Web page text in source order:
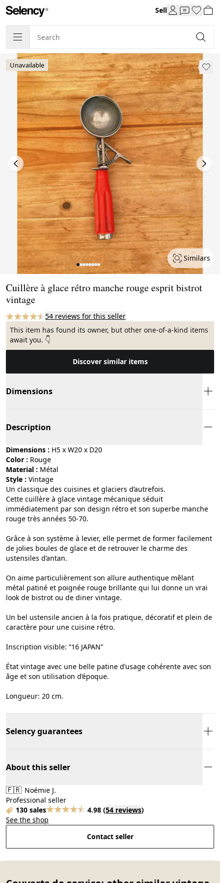
Sell
Unavailable
Similars
Cuillère à glace rétro manche rouge esprit bistrot
vintage
54 reviews for this seller
This item has found its owner, but other one-of-a-kind items
await you. 👇
Discover similar items
Dimensions
Description
Dimensions : H5 x W20 x D20
Color :
rouge
Material :
métal
Style :
vintage
Un classique des cuisines et glaciers d’autrefois.
Cette cuillère à glace vintage mécanique séduit
immédiatement par son design rétro et son superbe manche
rouge très années 50-70.
Grâce à son système à levier, elle permet de former facilement
de jolies boules de glace et de retrouver le charme des
ustensiles d’antan.
On aime particulièrement son allure authentique mêlant
métal patiné et poignée rouge brillante qui lui donne un vrai
look de bistrot ou de diner vintage.
Un bel ustensile ancien à la fois pratique, décoratif et plein de
caractère pour une cuisine rétro.
Inscription visible: “16 JAPAN”
État vintage avec une belle patine d’usage cohérente avec son
âge et son utilisation d’époque.
Longueur: 20 cm.
Selency guarantees
About this seller
🇫🇷 Noémie J.
Professional seller
130 sales
4.98 (54 reviews)
See the shop
Contact seller